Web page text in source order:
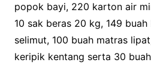
popok bayi, 220 karton air
10 sak beras 20 kg, 149
selimut, 100 buah matras
keripik kentang serta 30